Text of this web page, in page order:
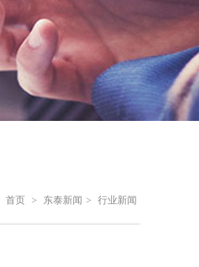
首页 > 东泰新闻 > 行业新闻